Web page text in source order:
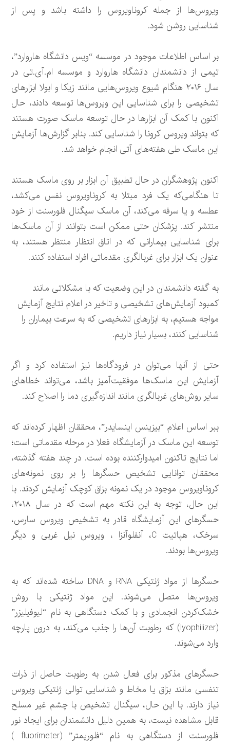
ویروس‌ها از جمله کروناویروس را داشته باشد و پس از
شناسایی روشن شود.
بر اساس اطلاعات موجود در موسسه “ویس دانشگاه هاروارد”،
تیمی از دانشمندان دانشگاه هاروارد و موسسه ام.آی.تی در
سال ۲۰۱۶ هنگام شیوع ویروس‌هایی مانند زیکا و ابولا ابزارهای
تشخیصی را برای شناسایی این ویروس‌ها توسعه دادند، حال
اکنون با کمک آن ابزارها در حال توسعه ماسک صورت هستند
که بتواند ویروس کرونا را شناسایی کند. بنابر گزارش‌ها آزمایش
این ماسک طی هفته‌های آتی انجام خواهد شد.
اکنون پژوهشگران در حال تطبیق آن ابزار بر روی ماسک هستند
تا هنگامی‌که یک فرد مبتلا به کروناویروس نفس می‌کشد،
عطسه و یا سرفه می‌کند، آن ماسک سیگنال فلورسنت از خود
منتشر کند. پزشکان حتی ممکن است بتوانند از آن ماسک‌ها
برای شناسایی بیمارانی که در اتاق انتظار منتظر هستند، به
عنوان یک ابزار برای غربالگری مقدماتی افراد استفاده کنند.
به گفته دانشمندان در این وضعیت که با مشکلاتی مانند
کمبود آزمایش‌های تشخیصی و تاخیر در اعلام نتایج آزمایش
مواجه هستیم، به ابزارهای تشخیصی که به سرعت بیماران را
شناسایی کنند، بسیار نیاز داریم.
حتی از آنها می‌توان در فرودگاه‌ها نیز استفاده کرد و اگر
آزمایش این ماسک‌ها موفقیت‌آمیز باشد، می‌تواند خطاهای
سایر روش‌های غربالگری مانند اندازه‌گیری دما را اصلاح کند.
ببر اساس اعلام “بیزینس اینسایدر”، محققان اظهار کرده‌اند که
توسعه این ماسک در آزمایشگاه فعلا در مرحله مقدماتی است؛
اما نتایج تاکنون امیدوارکننده بوده است. در چند هفته گذشته،
محققان توانایی تشخیص حسگرها را بر روی نمونه‌های
کروناویروس موجود در یک نمونه بزاق کوچک آزمایش کردند. با
این حال، توجه به این نکته مهم است که در سال ۲۰۱۸،
حسگرهای این آزمایشگاه قادر به تشخیص ویروس سارس،
سرخک، هپاتیت C، آنفلوآنزا ، ویروس نیل غربی و دیگر
ویروس‌ها بودند.
حسگرها از مواد ژنتیکی RNA و DNA ساخته شده‌اند که به
ویروس‌ها متصل می‌شوند. این مواد ژنتیکی با روش
خشک‌کردن انجمادی و با کمک دستگاهی به نام “لیوفیلیزر”
(lyophilizer) که رطوبت آن‌ها را جذب می‌کند، به درون پارچه
وارد می‌شوند.
حسگرهای مذکور برای فعال شدن به رطوبت حاصل از ذرات
تنفسی مانند بزاق یا مخاط و شناسایی توالی ژنتیکی ویروس
نیاز دارند. با این حال، سیگنال تشخیص با چشم غیر مسلح
قابل مشاهده نیست، به همین دلیل دانشمندان برای ایجاد نور
فلورسنت از دستگاهی به نام “فلوریمتر” (fluorimeter )